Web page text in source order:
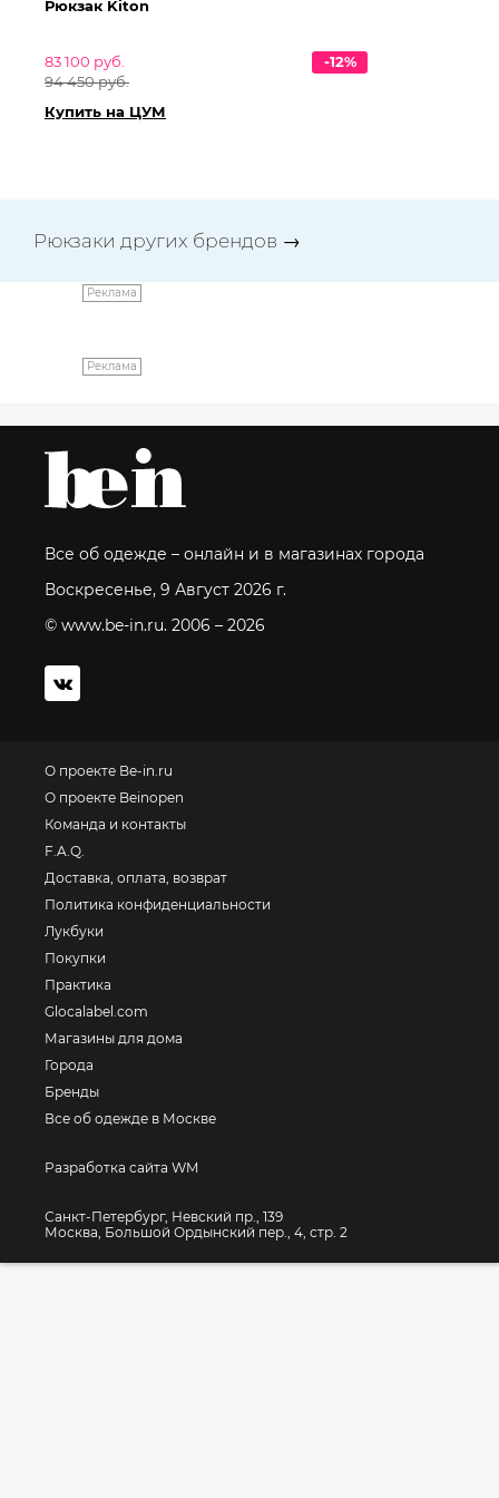
Рюкзак Kiton
83 100 руб.
94 450 руб.
-12%
Купить на ЦУМ
Рюкзаки других брендов →
Реклама
Реклама
Все об одежде – онлайн и в магазинах города
Воскресенье, 9 Август 2026 г.
© www.be-in.ru. 2006 – 2026
О проекте Be-in.ru
О проекте Beinopen
Команда и контакты
F.A.Q.
Доставка, оплата, возврат
Политика конфиденциальности
Лукбуки
Покупки
Практика
Glocalabel.com
Магазины для дома
Города
Бренды
Все об одежде в Москве
Разработка сайта WM
Санкт-Петербург, Невский пр., 139
Москва, Большой Ордынский пер., 4, стр. 2